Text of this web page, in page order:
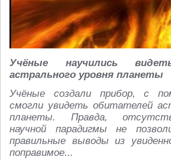
Учёные научились
астрального уровня планеты
Учёные создали прибор, с
смогли увидеть обитателей
планеты. Правда,
научной парадигмы не
правильные выводы из
поправимое...